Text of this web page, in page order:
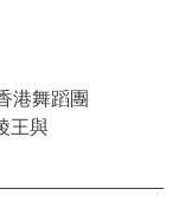
港舞蹈團
王與